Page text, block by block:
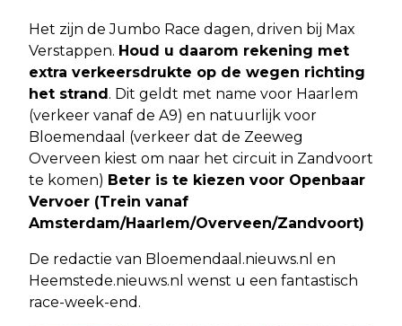
Het zijn de Jumbo Race dagen, driven bij Max
Verstappen. Houd u daarom rekening met
extra verkeersdrukte op de wegen richting
het strand. Dit geldt met name voor Haarlem
(verkeer vanaf de A9) en natuurlijk voor
Bloemendaal (verkeer dat de Zeeweg
Overveen kiest om naar het circuit in Zandvoort
te komen) Beter is te kiezen voor Openbaar
Vervoer (Trein vanaf
Amsterdam/Haarlem/Overveen/Zandvoort)
De redactie van Bloemendaal.nieuws.nl en
Heemstede.nieuws.nl wenst u een fantastisch
race-week-end.